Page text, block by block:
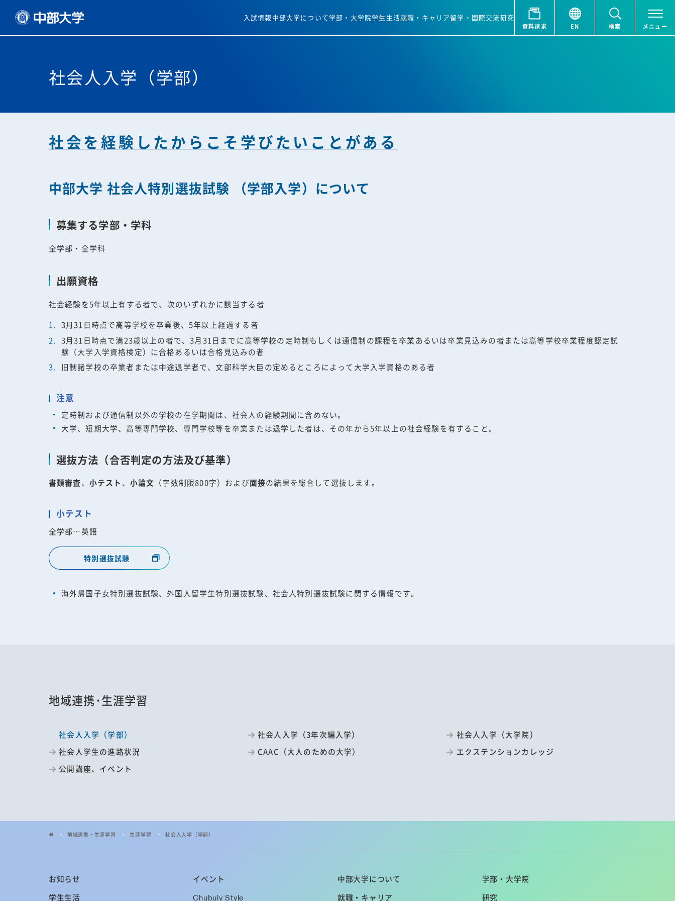
入試情報 中部大学について学部・大学院学生生活就職・キャリア留学・国際交流研究
資料請求 EN 検索 メニュー
社会人入学（学部）
社会を経験したからこそ学びたいことがある
中部大学 社会人特別選抜試験 （学部入学）について
募集する学部・学科
全学部・全学科
出願資格
社会経験を5年以上有する者で、次のいずれかに該当する者
3月31日時点で高等学校を卒業後、5年以上経過する者
3月31日時点で満23歳以上の者で、3月31日までに高等学校の定時制もしくは通信制の課程を卒業あるいは卒業見込みの者または高等学校卒業程度認定試
験（大学入学資格検定）に合格あるいは合格見込みの者
旧制諸学校の卒業者または中途退学者で、文部科学大臣の定めるところによって大学入学資格のある者
注意
定時制および通信制以外の学校の在学期間は、社会人の経験期間に含めない。
大学、短期大学、高等専門学校、専門学校等を卒業または退学した者は、その年から5年以上の社会経験を有すること。
選抜方法（合否判定の方法及び基準）
書類審査、 小テスト 、 小論文 （字数制限800字）および面接の結果を総合して選抜します。
小テスト
全学部…英語
特別選抜試験
海外帰国子女特別選抜試験、外国人留学生特別選抜試験、社会人特別選抜試験に関する情報です。
地域連携･生涯学習
社会人入学（学部） 社会人入学（3年次編入学）
社会人入学（大学院）
社会人学生の進路状況
CAAC（大人のための大学）
エクステンションカレッジ
公開講座、イベント
地域連携・生涯学習 生涯学習 社会人入学（学部）
お知らせ イベント 中部大学について 学部・大学院
学生生活 Chubuly Style 就職・キャリア 研究